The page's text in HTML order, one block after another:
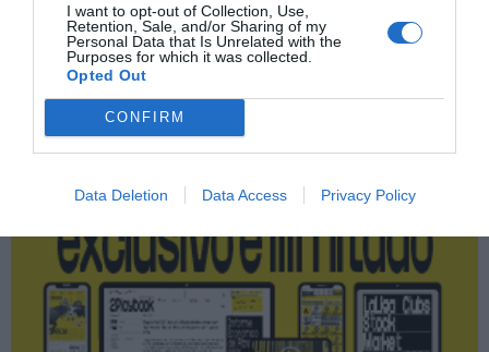
I want to opt-out of Collection, Use,
Retention, Sale, and/or Sharing of my
Personal Data that Is Unrelated with the
Purposes for which it was collected.
Opted Out
CONFIRM
Data Deletion Data Access Privacy Policy
Publicidad
2Playbook Club